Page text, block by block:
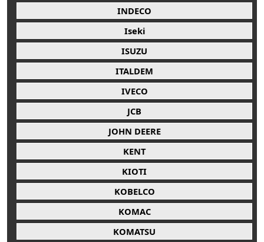
INDECO
Iseki
ISUZU
ITALDEM
IVECO
JCB
JOHN DEERE
KENT
KIOTI
KOBELCO
KOMAC
KOMATSU